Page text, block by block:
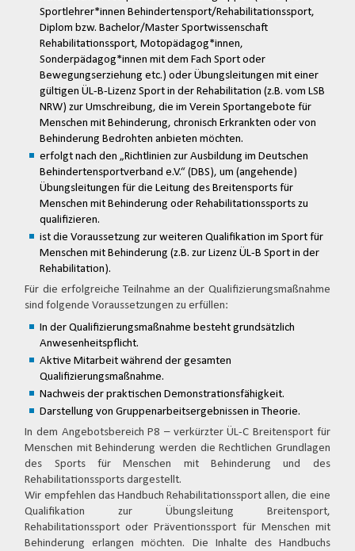
Sportlehrer*innen Behindertensport/Rehabilitationssport,
Diplom bzw. Bachelor/Master Sportwissenschaft
Rehabilitationssport, Motopädagog*innen,
Sonderpädagog*innen mit dem Fach Sport oder
Bewegungserziehung etc.) oder Übungsleitungen mit einer
gültigen ÜL-B-Lizenz Sport in der Rehabilitation (z.B. vom LSB
NRW) zur Umschreibung, die im Verein Sportangebote für
Menschen mit Behinderung, chronisch Erkrankten oder von
Behinderung Bedrohten anbieten möchten.
erfolgt nach den „Richtlinien zur Ausbildung im Deutschen
Behindertensportverband e.V.“ (DBS), um (angehende)
Übungsleitungen für die Leitung des Breitensports für
Menschen mit Behinderung oder Rehabilitationssports zu
qualifizieren.
ist die Voraussetzung zur weiteren Qualifikation im Sport für
Menschen mit Behinderung (z.B. zur Lizenz ÜL-B Sport in der
Rehabilitation).
Für die erfolgreiche Teilnahme an der Qualifizierungsmaßnahme
sind folgende Voraussetzungen zu erfüllen:
In der Qualifizierungsmaßnahme besteht grundsätzlich
Anwesenheitspflicht.
Aktive Mitarbeit während der gesamten
Qualifizierungsmaßnahme.
Nachweis der praktischen Demonstrationsfähigkeit.
Darstellung von Gruppenarbeitsergebnissen in Theorie.
In dem Angebotsbereich P8 – verkürzter ÜL-C Breitensport für
Menschen mit Behinderung werden die Rechtlichen Grundlagen
des Sports für Menschen mit Behinderung und des
Rehabilitationssports dargestellt.
Wir empfehlen das Handbuch Rehabilitationssport allen, die eine
Qualifikation zur Übungsleitung Breitensport,
Rehabilitationssport oder Präventionssport für Menschen mit
Behinderung erlangen möchten. Die Inhalte des Handbuchs